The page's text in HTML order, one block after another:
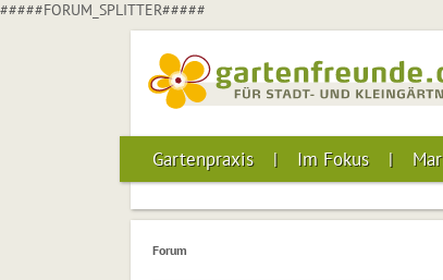
#####FORUM_SPLITTER#####
Gartenpraxis Im Fokus
Forum